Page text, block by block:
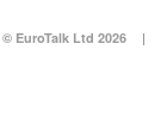
© EuroTalk Ltd 2026 |